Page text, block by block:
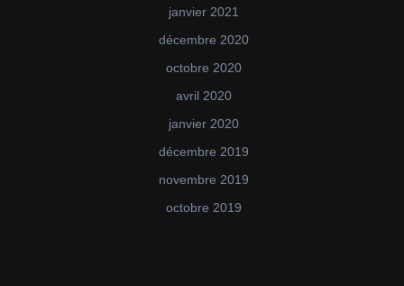
janvier 2021
décembre 2020
octobre 2020
avril 2020
janvier 2020
décembre 2019
novembre 2019
octobre 2019